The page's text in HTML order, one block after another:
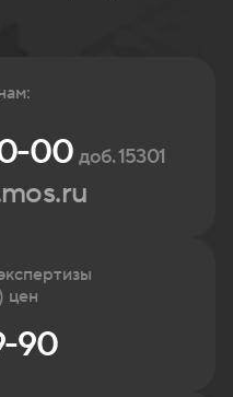
00доб. 15301
цен
90